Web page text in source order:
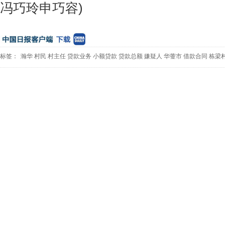
冯巧玲申巧容)
标签： 瀚华 村民 村主任 贷款业务 小额贷款 贷款总额 嫌疑人 华蓥市 借款合同 栋梁